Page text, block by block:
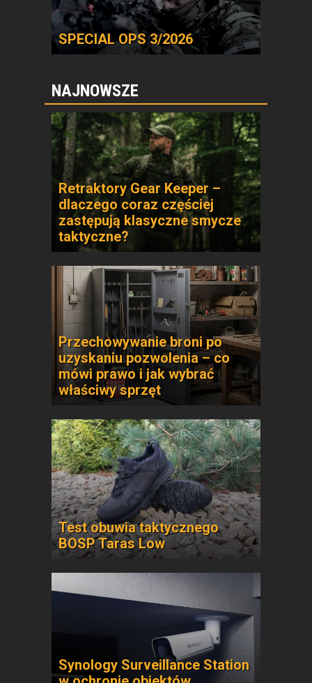
SPECIAL OPS 3/2026
NAJNOWSZE
Retraktory Gear Keeper –
dlaczego coraz częściej
zastępują klasyczne smycze
taktyczne?
Przechowywanie broni po
uzyskaniu pozwolenia – co
mówi prawo i jak wybrać
właściwy sprzęt
Test obuwia taktycznego
BOSP Taras Low
Synology Surveillance Station